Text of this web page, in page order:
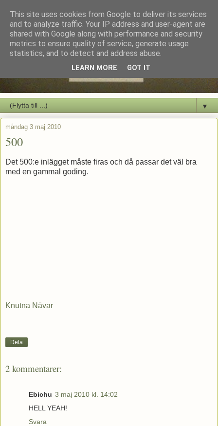
▼
måndag 3 maj 2010
500
Det 500:e inlägget måste firas och då passar det väl bra
med en gammal goding.
Knutna Nävar
Dela
2 kommentarer:
Ebichu 3 maj 2010 kl. 14:02
HELL YEAH!
Svara
This site uses cookies from Google to deliver its services
and to analyze traffic. Your IP address and user-agent are
shared with Google along with performance and security
metrics to ensure quality of service, generate usage
statistics, and to detect and address abuse.
LEARN MORE GOT IT